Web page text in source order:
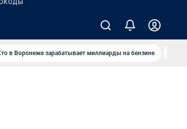
в Воронеже зарабатывает миллиарды на бензине